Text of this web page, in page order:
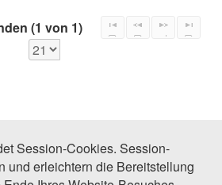
(1 von 1)
Session-Cookies. Session-
und erleichtern die Bereitstellung